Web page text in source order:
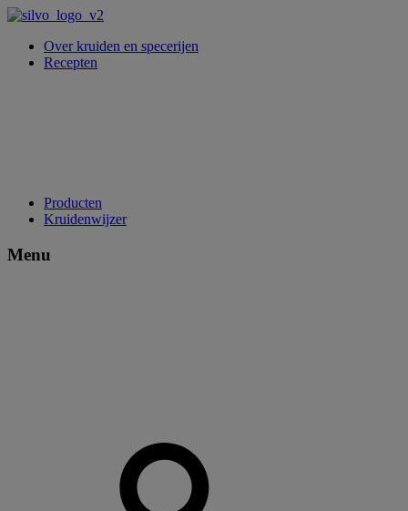
Over kruiden en specerijen
Recepten
Producten
Kruidenwijzer
Menu